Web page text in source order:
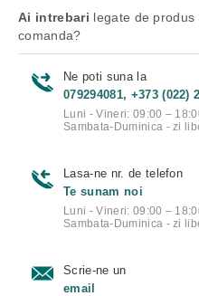
Ai intrebari legate de
comanda?
Ne poti suna la
079294081, +373 (022)
Luni - Vineri: 09:00 –
Sambata-Duminica - zi
Lasa-ne nr. de telefon
Te sunam noi
Luni - Vineri: 09:00 –
Sambata-Duminica - zi
Scrie-ne un
email